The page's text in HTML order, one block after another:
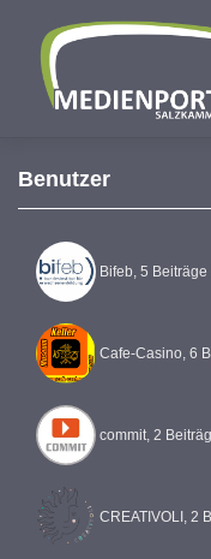
springen
Benutzer
Bifeb, 5 Beiträge
Cafe-Casino, 6
commit, 2
CREATIVOLI, 2